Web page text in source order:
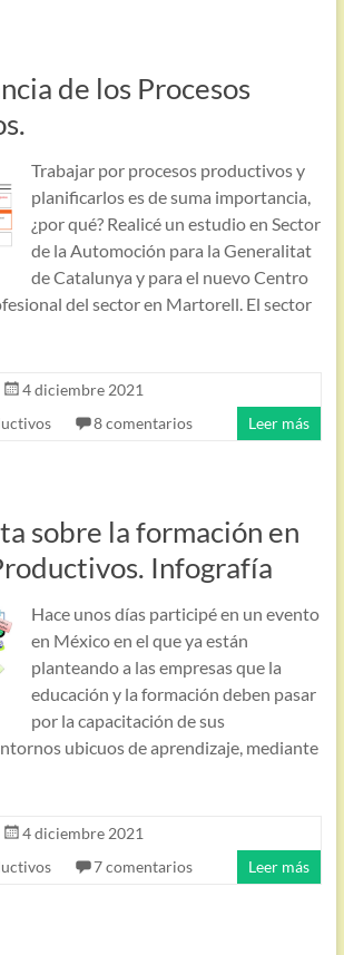
de los Procesos
Trabajar por procesos productivos y
planificarlos es de suma importancia,
¿por qué? Realicé un estudio en Sector
de la Automoción para la Generalitat
de Catalunya y para el nuevo Centro
del sector en Martorell. El sector
4 diciembre 2021
8 comentarios Leer más
sobre la formación en
Infografía
Hace unos días participé en un evento
en México en el que ya están
planteando a las empresas que la
educación y la formación deben pasar
por la capacitación de sus
ubicuos de aprendizaje, mediante
4 diciembre 2021
7 comentarios Leer más